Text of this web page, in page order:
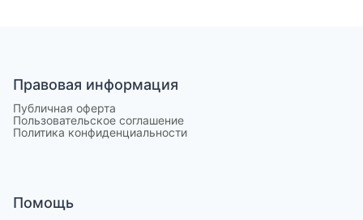
Правовая информация
Публичная оферта
Пользовательское соглашение
Политика конфиденциальности
Помощь